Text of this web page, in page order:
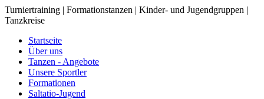
Turniertraining | Formationstanzen | Kinder- und Jugendgruppen |
Tanzkreise
Startseite
Über uns
Tanzen - Angebote
Unsere Sportler
Formationen
Saltatio-Jugend